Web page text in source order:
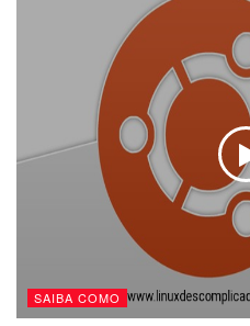
SAIBA COMO